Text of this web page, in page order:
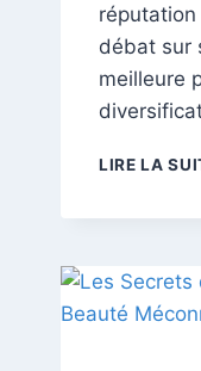
débat sur
meilleure
LIRE LA